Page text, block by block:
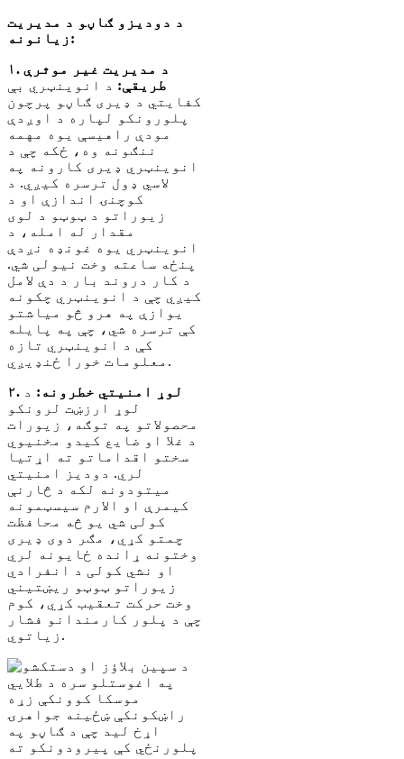
د دودیزو ګاڼو د مدیریت
زیانونه:
۱. د مدیریت غیر موثرې
طریقې: د انوینټري بې
کفایتي د ډیری ګاڼو پرچون
پلورونکو لپاره د اوږدې
مودې راهیسې یوه مهمه
ننګونه وه، ځکه چې د
انوینټري ډیری کارونه په
لاسي ډول ترسره کیږي. د
کوچنۍ اندازې او د
زیوراتو د ټوټو د لوی
مقدار له امله، د
انوینټري یوه غونډه نږدې
پنځه ساعته وخت نیولی شي.
د کار دروند بار د دې لامل
کیږي چې د انوینټري چکونه
یوازې په هرو څو میاشتو
کې ترسره شي، چې په پایله
کې د انوینټري تازه
معلومات خورا ځنډیږي.
۲. لوړ امنیتي خطرونه: د
لوړ ارزښت لرونکو
محصولاتو په توګه، زیورات
د غلا او ضایع کیدو مخنیوي
سختو اقداماتو ته اړتیا
لري. دودیز امنیتي
میتودونه لکه د څارنې
کیمرې او الارم سیسټمونه
کولی شي یو څه محافظت
چمتو کړي، مګر دوی ډیری
وختونه ړانده ځایونه لري
او نشي کولی د انفرادي
زیوراتو ټوټو ریښتیني
وخت حرکت تعقیب کړي، کوم
چې د پلور کارمندانو فشار
زیاتوي.